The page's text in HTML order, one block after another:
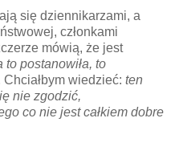
się dziennikarzami, a
członkami
mówią, że jest
to postanowiła, to
Chciałbym wiedzieć: ten
nie zgodzić,
co nie jest całkiem dobre